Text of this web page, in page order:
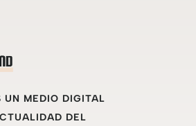
UN MEDIO DIGITAL
DEL